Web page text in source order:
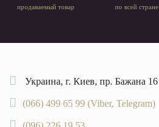
продаваемый товар
по всей стране
Украина, г. Киев, пр. Бажана 16
(066) 499 65 99 (Viber, Telegram)